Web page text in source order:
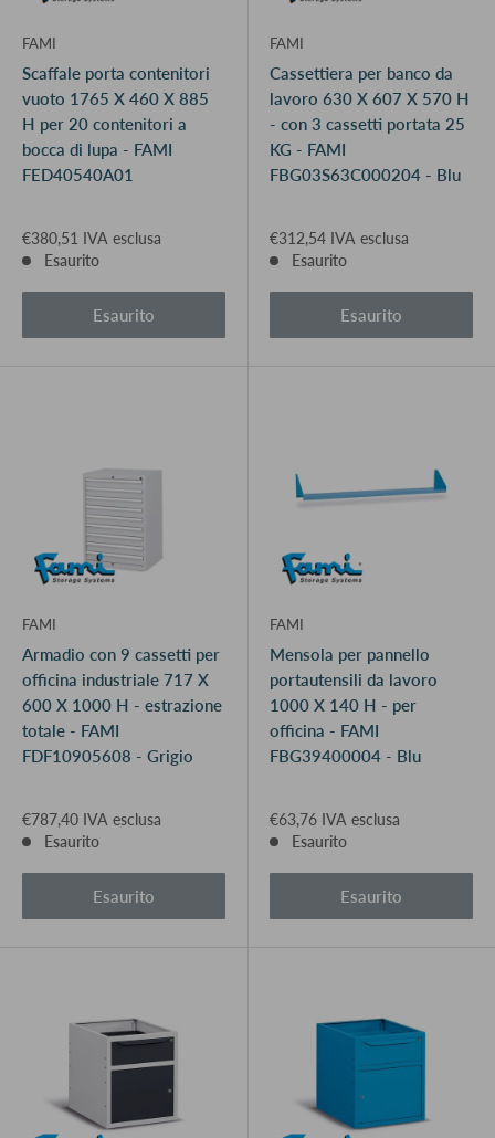
FAMI
Scaffale porta contenitori
vuoto 1765 X 460 X 885
H per 20 contenitori a
bocca di lupa - FAMI
FED40540A01
€380,51 IVA esclusa
Esaurito
Esaurito
FAMI
Cassettiera per banco da
lavoro 630 X 607 X 570 H
- con 3 cassetti portata 25
KG - FAMI
FBG03S63C000204 - Blu
€312,54 IVA esclusa
Esaurito
Esaurito
FAMI
Armadio con 9 cassetti per
officina industriale 717 X
600 X 1000 H - estrazione
totale - FAMI
FDF10905608 - Grigio
€787,40 IVA esclusa
Esaurito
Esaurito
FAMI
Mensola per pannello
portautensili da lavoro
1000 X 140 H - per
officina - FAMI
FBG39400004 - Blu
€63,76 IVA esclusa
Esaurito
Esaurito